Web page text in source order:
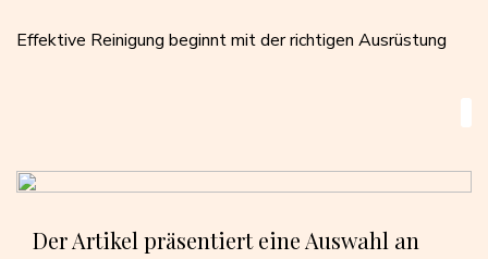
Effektive Reinigung beginnt mit der richtigen Ausrüstung
Der Artikel präsentiert eine Auswahl an